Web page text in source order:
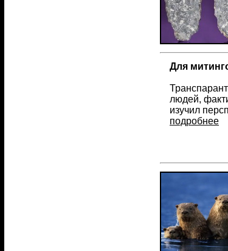
Для
людей,
изучил
подробнее